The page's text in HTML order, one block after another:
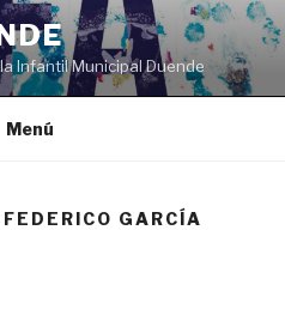
Infantil Municipal Duende
Menú
GARCÍA